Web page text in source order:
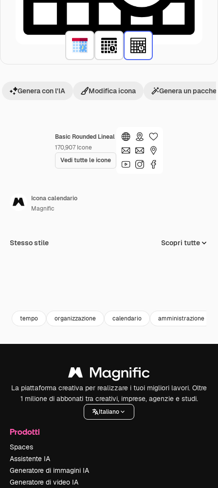
Basic Rounded Lineal
170,907 Icone
Vedi tutte le icone
Genera con l'IA Modifica icona Genera un
Icona calendario
Magnific
Stesso stile Scopri tutte
tempo organizzazione calendario amministrazione
La piattaforma creativa per realizzare i tuoi migliori lavori. Oltre
1 milione di abbonati tra creativi, imprese, agenzie e studi.
Italiano
Prodotti
Spaces
Assistente IA
Generatore di immagini IA
Generatore di video IA